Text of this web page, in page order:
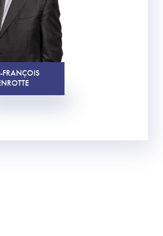
FRANÇOIS